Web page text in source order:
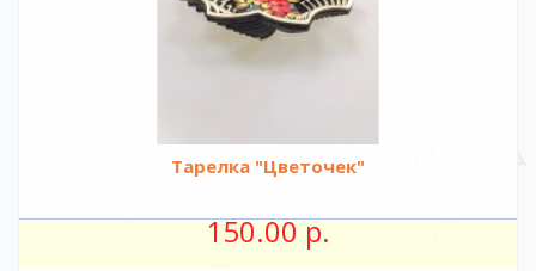
Тарелка "Цветочек"
150.00 р.